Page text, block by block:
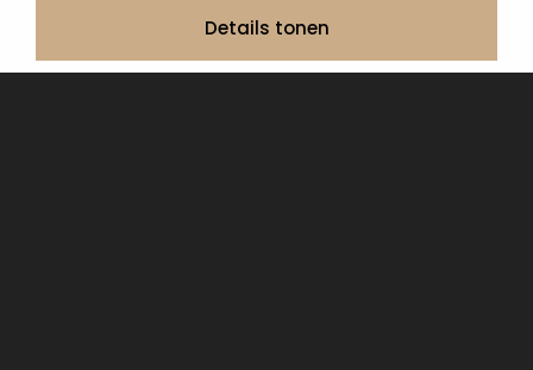
Details tonen
Urnen en as sieraden webshop
Volg ons op: